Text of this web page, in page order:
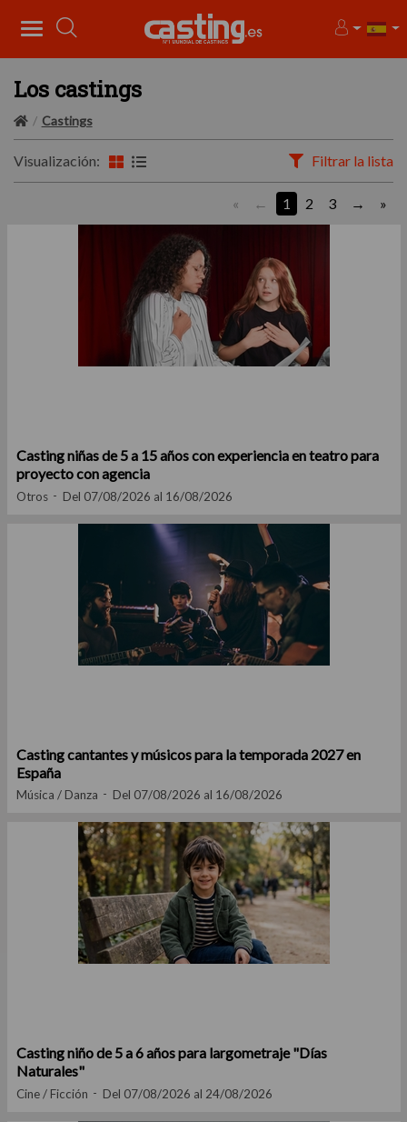
Los castings
Castings
Visualización: Filtrar la lista
« 1 2 3 »
Casting niñas de 5 a 15 años con experiencia en teatro para
proyecto con agencia
Otros Del 07/08/2026 al 16/08/2026
Casting cantantes y músicos para la temporada 2027 en
España
Música / Danza Del 07/08/2026 al 16/08/2026
Casting niño de 5 a 6 años para largometraje "Días
Naturales"
Cine / Ficción Del 07/08/2026 al 24/08/2026